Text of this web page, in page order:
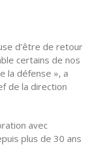
d’être de retour
certains de nos
la défense », a
de la direction
avec
plus de 30 ans